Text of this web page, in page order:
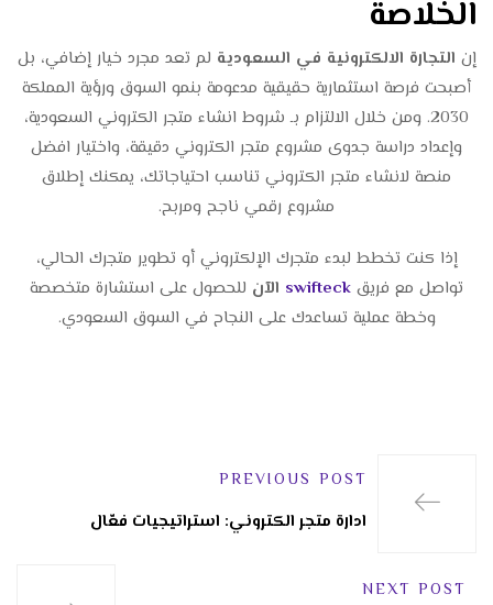
الخلاصة
إن التجارة الالكترونية في السعودية لم تعد مجرد خيار إضافي، بل
أصبحت فرصة استثمارية حقيقية مدعومة بنمو السوق ورؤية المملكة
2030. ومن خلال الالتزام بـ شروط انشاء متجر الكتروني السعودية،
وإعداد دراسة جدوى مشروع متجر الكتروني دقيقة، واختيار افضل
منصة لانشاء متجر الكتروني تناسب احتياجاتك، يمكنك إطلاق
مشروع رقمي ناجح ومربح.
إذا كنت تخطط لبدء متجرك الإلكتروني أو تطوير متجرك الحالي،
تواصل مع فريق swifteck الآن للحصول على استشارة متخصصة
وخطة عملية تساعدك على النجاح في السوق السعودي.
PREVIOUS POST
ادارة متجر الكتروني: استراتيجيات فعّال
NEXT POST